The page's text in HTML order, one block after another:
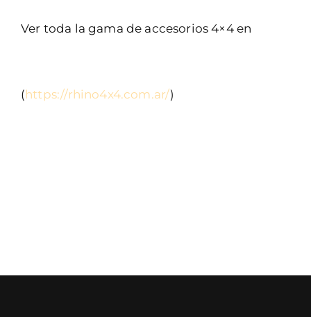
Ver toda la gama de accesorios 4×4 en
(https://rhino4x4.com.ar/)